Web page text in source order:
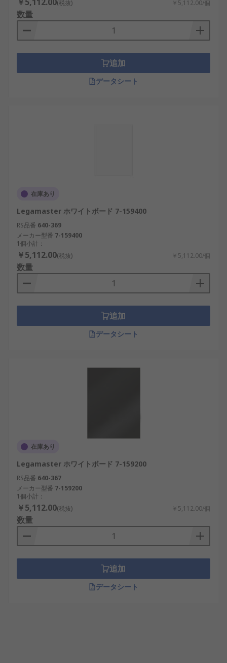
(税抜) ￥5,112.00/個
数量
追加
データシート
在庫あり
Legamaster ホワイトボード 7-159400
RS品番 640-369
メーカー型番 7-159400
1個小計：
￥5,112.00(税抜) ￥5,112.00/個
数量
追加
データシート
在庫あり
Legamaster ホワイトボード 7-159200
RS品番 640-367
メーカー型番 7-159200
1個小計：
￥5,112.00(税抜) ￥5,112.00/個
数量
追加
データシート